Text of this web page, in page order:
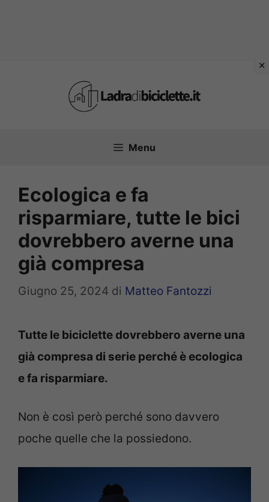
Menu
Ecologica e fa
risparmiare, tutte le bici
dovrebbero averne una
già compresa
Giugno 25, 2024 di Matteo Fantozzi
Tutte le biciclette dovrebbero averne una
già compresa di serie perché è ecologica
e fa risparmiare.
Non è così però perché sono davvero
poche quelle che la possiedono.